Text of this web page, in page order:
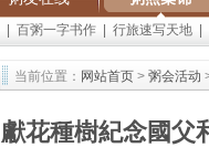
百粥一字书作 行旅速写天地
当前位置： 网站首页 > 粥会活动
獻花種樹紀念國父